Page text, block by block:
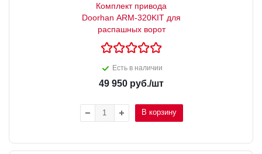
Комплект привода
Doorhan ARM-320KIT для
распашных ворот
Есть в наличии
49 950 руб./шт
В корзину